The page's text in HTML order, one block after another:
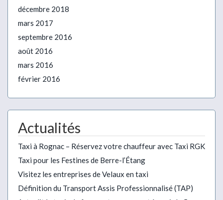
décembre 2018
mars 2017
septembre 2016
août 2016
mars 2016
février 2016
Actualités
Taxi à Rognac – Réservez votre chauffeur avec Taxi RGK
Taxi pour les Festines de Berre-l’Étang
Visitez les entreprises de Velaux en taxi
Définition du Transport Assis Professionnalisé (TAP)